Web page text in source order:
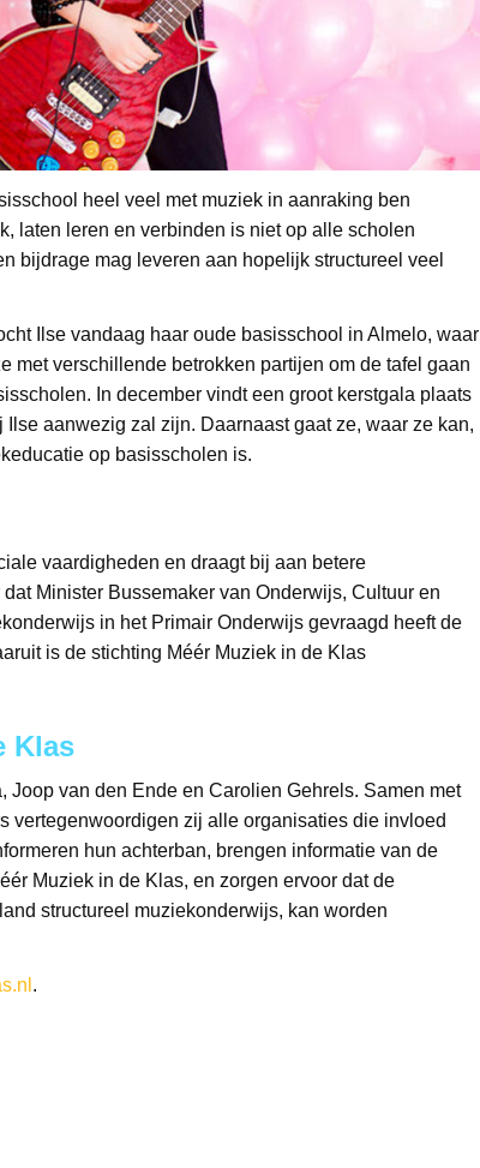
heel veel met muziek in aanraking ben
laten leren en verbinden is niet op alle scholen
bijdrage mag leveren aan hopelijk structureel veel
Ilse vandaag haar oude basisschool in Almelo, waar
met verschillende betrokken partijen om de tafel gaan
In december vindt een groot kerstgala plaats
aanwezig zal zijn. Daarnaast gaat ze, waar ze kan,
op basisscholen is.
vaardigheden en draagt bij aan betere
Minister Bussemaker van Onderwijs, Cultuur en
in het Primair Onderwijs gevraagd heeft de
is de stichting Méér Muziek in de Klas
Klas
van den Ende en Carolien Gehrels. Samen met
vertegenwoordigen zij alle organisaties die invloed
hun achterban, brengen informatie van de
Muziek in de Klas, en zorgen ervoor dat de
structureel muziekonderwijs, kan worden
.